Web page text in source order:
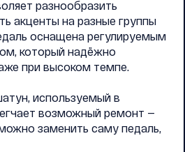
разнообразить
акценты на разные группы
оснащена регулируемым
который надёжно
при высоком темпе.
используемый в
возможный ремонт —
заменить саму педаль,